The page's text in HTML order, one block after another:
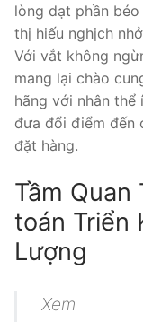
lòng dạt phần
thị hiếu nghịch
Với vắt không
mang lại chào
hãng với nhân
đưa đổi điểm đến
đặt hàng.
Tầm Quan
toán Triển
Lượng
Xem